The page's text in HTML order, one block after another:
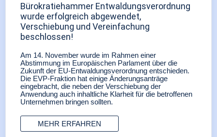
Bürokratiehammer Entwaldungsverordnung
wurde erfolgreich abgewendet,
Verschiebung und Vereinfachung
beschlossen!
Am 14. November wurde im Rahmen einer
Abstimmung im Europäischen Parlament über die
Zukunft der EU-Entwaldungsverordnung entschieden.
Die EVP-Fraktion hat einige Änderungsanträge
eingebracht, die neben der Verschiebung der
Anwendung auch inhaltliche Klarheit für die betroffenen
Unternehmen bringen sollten.
MEHR ERFAHREN